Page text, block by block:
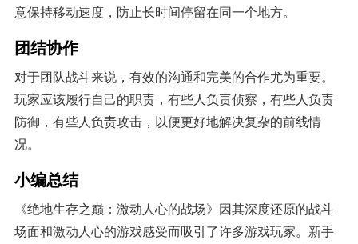
意保持移动速度，防止长时间停留在同一个地方。
团结协作
对于团队战斗来说，有效的沟通和完美的合作尤为重要。
玩家应该履行自己的职责，有些人负责侦察，有些人负责
防御，有些人负责攻击，以便更好地解决复杂的前线情
况。
小编总结
《绝地生存之巅：激动人心的战场》因其深度还原的战斗
场面和激动人心的游戏感受而吸引了许多游戏玩家。新手